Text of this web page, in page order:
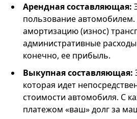
Арендная составляющая:
пользование
амортизацию (износ)
административные
конечно, ее прибыль.
Выкупная составляющая:
которая идет
стоимости автомобиля. С
платежом «ваш» долг за